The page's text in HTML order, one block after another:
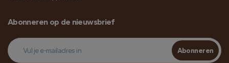
Abonneren op de nieuwsbrief
Abonneren